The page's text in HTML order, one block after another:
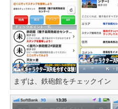
まずは、鉄砲館をチェックイン